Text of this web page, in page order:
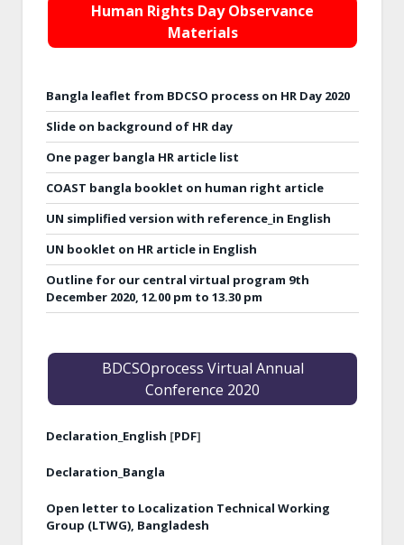
Human Rights Day Observance
Materials
Bangla leaflet from BDCSO process on HR Day 2020
Slide on background of HR day
One pager bangla HR article list
COAST bangla booklet on human right article
UN simplified version with reference_in English
UN booklet on HR article in English
Outline for our central virtual program 9th
December 2020, 12.00 pm to 13.30 pm
BDCSOprocess Virtual Annual
Conference 2020
Declaration_English [PDF]
Declaration_Bangla
Open letter to Localization Technical Working
Group (LTWG), Bangladesh